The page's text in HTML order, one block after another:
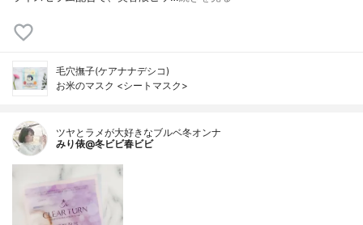
毛穴撫子(ケアナナデシコ)
お米のマスク <シートマスク>
ツヤとラメが大好きなブルベ冬オンナ
みり俵@冬ビビ春ビビ